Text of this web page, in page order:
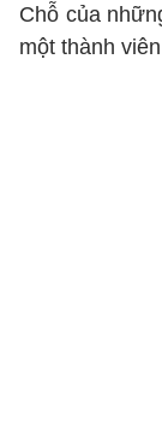
Chỗ của
một thành